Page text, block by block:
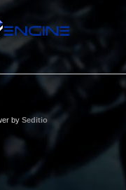
by Seditio